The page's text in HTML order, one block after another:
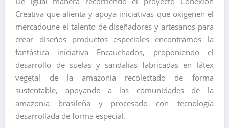
Creativa que alienta y apoya iniciativas que oxigenen el
mercadoune el talento de diseñadores y artesanos para
crear diseños productos especiales encontramos la
fantástica iniciativa Encauchados, proponiendo el
desarrollo de suelas y sandalias fabricadas en látex
vegetal de la amazonia recolectado de forma
sustentable, apoyando a las comunidades de la
amazonia brasileña y procesado con tecnología
desarrollada de forma especial.